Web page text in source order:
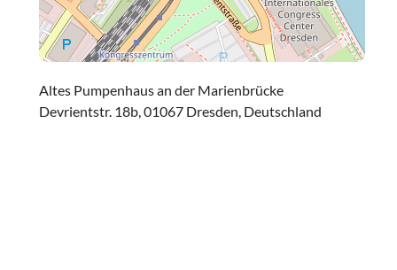
Altes Pumpenhaus an der Marienbrücke
Devrientstr. 18b, 01067 Dresden, Deutschland